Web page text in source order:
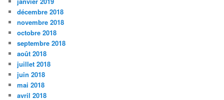
décembre 2018
novembre 2018
octobre 2018
septembre 2018
août 2018
juillet 2018
juin 2018
mai 2018
avril 2018